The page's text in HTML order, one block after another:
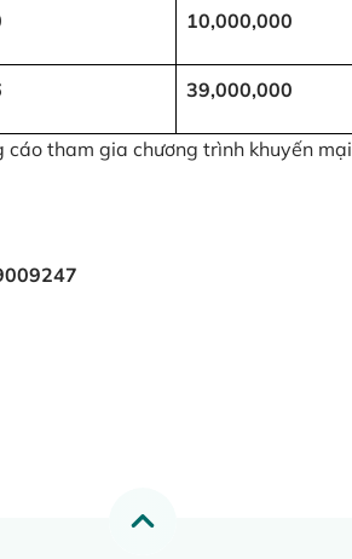
10,000,000
39,000,000
tham gia chương trình khuyến mại